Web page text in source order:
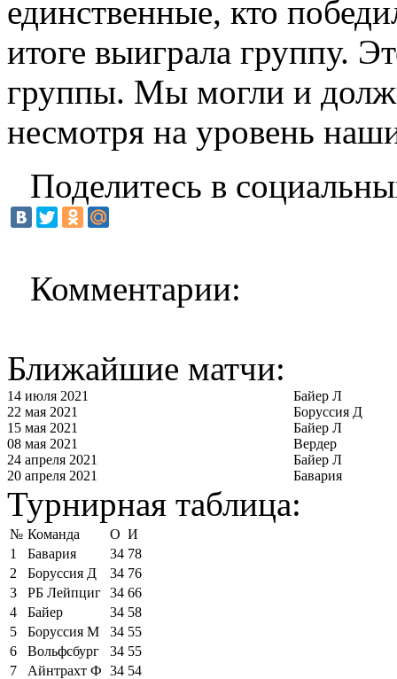
единственные, кто
итоге выиграла группу.
группы. Мы могли и
несмотря на уровень
Поделитесь в
Комментарии:
Ближайшие матчи:
14 июля 2021
Байер Л
22 мая 2021
Боруссия Д
15 мая 2021
Байер Л
08 мая 2021
Вердер
24 апреля 2021
Байер Л
20 апреля 2021
Бавария
Турнирная таблица:
№ Команда О И
1
Бавария 34 78
2
Боруссия Д 34 76
3
РБ Лейпциг 34 66
4
Байер 34 58
5
Боруссия М 34 55
6
Вольфсбург 34 55
7
Айнтрахт Ф 34 54